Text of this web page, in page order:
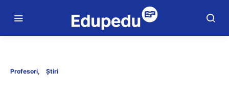
Profesori Știri